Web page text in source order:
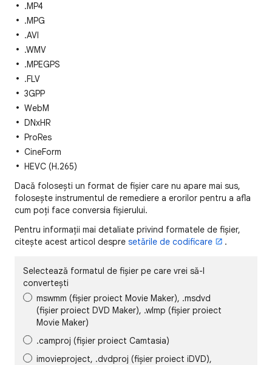
.MP4
.MPG
.AVI
.WMV
.MPEGPS
.FLV
3GPP
WebM
DNxHR
ProRes
CineForm
HEVC (H.265)
Dacă folosești un format de fișier care nu apare mai sus,
folosește instrumentul de remediere a erorilor pentru a afla
cum poți face conversia fișierului.
Pentru informații mai detaliate privind formatele de fișier,
citește acest articol despre setările de codificare .
Selectează formatul de fișier pe care vrei să-l
convertești
mswmm (fișier proiect Movie Maker), .msdvd
(fișier proiect DVD Maker), .wlmp (fișier proiect
Movie Maker)
.camproj (fișier proiect Camtasia)
imovieproject, .dvdproj (fișier proiect iDVD),